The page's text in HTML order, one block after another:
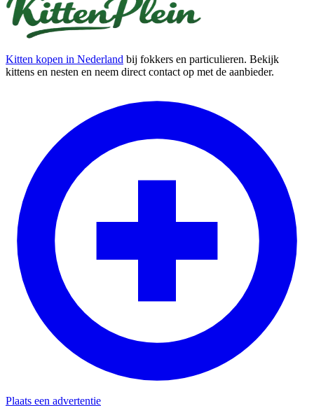
Kitten kopen in Nederland bij fokkers en particulieren. Bekijk
kittens en nesten en neem direct contact op met de aanbieder.
Plaats een advertentie